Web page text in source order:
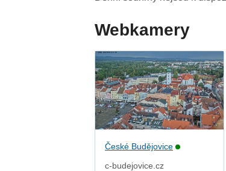
Webkamery
České Budějovice
c-budejovice.cz